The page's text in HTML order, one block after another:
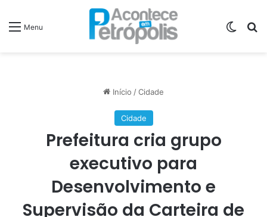
Menu
Início /Cidade
Cidade
Prefeitura cria grupo
executivo para
Desenvolvimento e
Supervisão da Carteira de